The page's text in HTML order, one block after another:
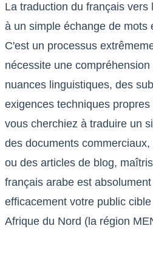
La traduction du français vers
à un simple échange de mots
C'est un processus
nécessite une
nuances linguistiques, des
exigences techniques
vous cherchiez à traduire un
des documents
ou des articles de blog,
français arabe est
efficacement votre public
Afrique du Nord (la région